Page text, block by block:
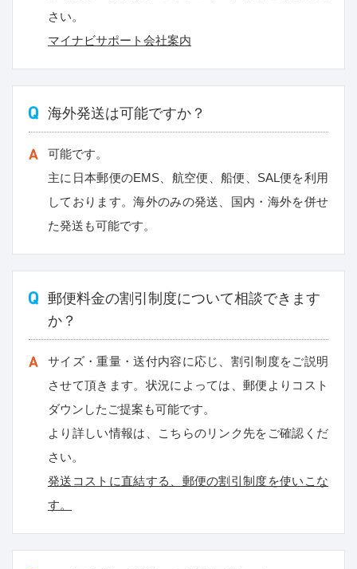
さい。
マイナビサポート会社案内
海外発送は可能ですか？
可能です。
主に日本郵便のEMS、航空便、船便、SAL便を利用
しております。海外のみの発送、国内・海外を併せ
た発送も可能です。
郵便料金の割引制度について相談できます
か？
サイズ・重量・送付内容に応じ、割引制度をご説明
させて頂きます。状況によっては、郵便よりコスト
ダウンしたご提案も可能です。
より詳しい情報は、こちらのリンク先をご確認くだ
さい。
発送コストに直結する、郵便の割引制度を使いこな
す。